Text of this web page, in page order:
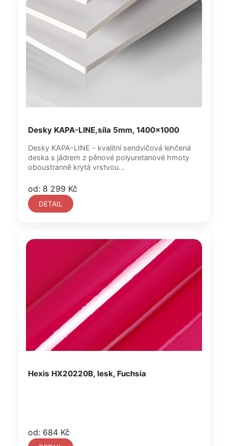
Desky KAPA-LINE,síla 5mm, 1400x1000
Desky KAPA-LINE - kvalitní sendvičová lehčená
deska s jádrem z pěnové polyuretanové hmoty
oboustranně krytá vrstvou...
od: 8 299 Kč
DETAIL
Hexis HX20220B, lesk, Fuchsia
od: 684 Kč